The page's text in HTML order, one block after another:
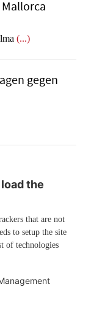
(...)
gegen
the
that are not
to setup the site
of technologies